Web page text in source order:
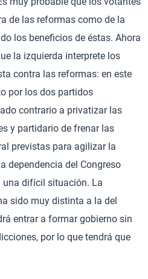
de las reformas como de la
los beneficios de éstas. Ahora
la izquierda interprete los
contra las reformas: en este
por los dos partidos
contrario a privatizar las
y partidario de frenar las
previstas para agilizar la
dependencia del Congreso
una difícil situación. La
sido muy distinta a la del
entrar a formar gobierno sin
por lo que tendrá que